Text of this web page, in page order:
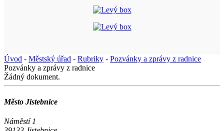
Úvod - Městský úřad - Rubriky - Pozvánky a zprávy z radnice
Pozvánky a zprávy z radnice
Žádný dokument.
Město Jistebnice
Náměstí 1